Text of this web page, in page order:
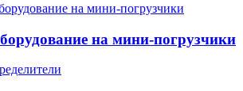
на мини-погрузчики